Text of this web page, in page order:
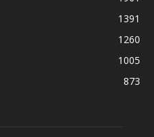
1391
1260
1005
873